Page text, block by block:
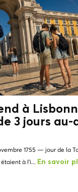
à
3 jours au-
1755 — jour de la
à l'i... En savoir